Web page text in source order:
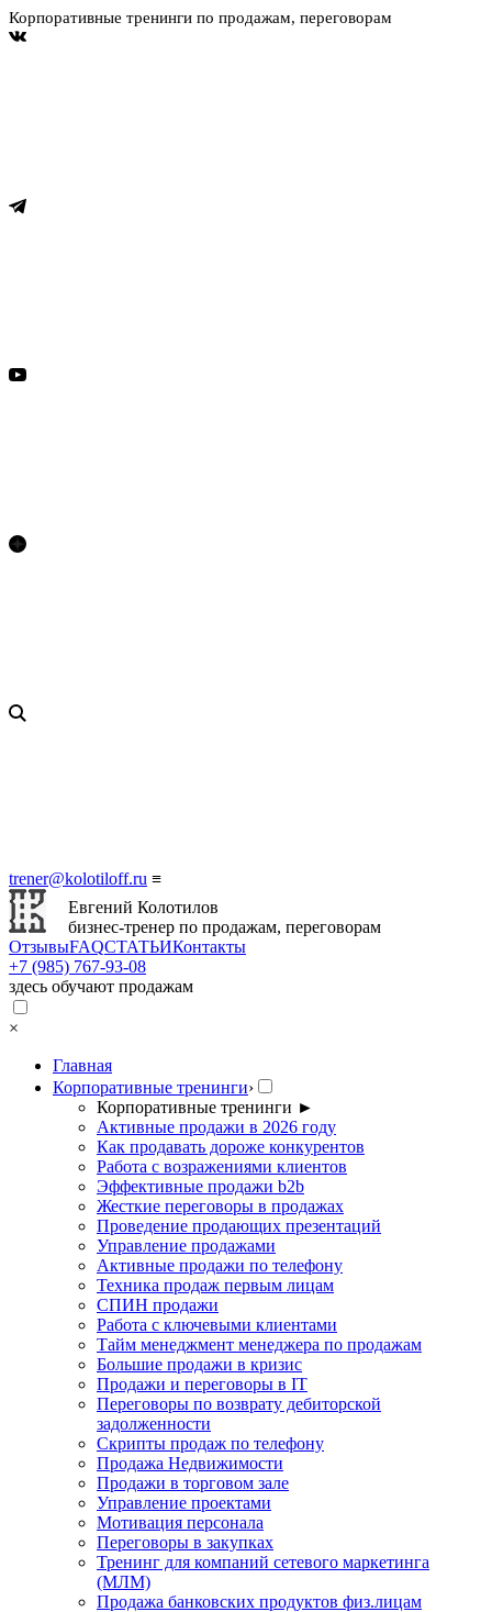
Корпоративные тренинги по продажам, переговорам
trener@kolotiloff.ru ≡
Евгений Колотилов
бизнес-тренер по продажам, переговорам
ОтзывыFAQСТАТЬИКонтакты
+7 (985) 767‑93‑08
здесь обучают продажам
×
Главная
Корпоративные тренинги›
Корпоративные тренинги ►
Активные продажи в 2026 году
Как продавать дороже конкурентов
Работа с возражениями клиентов
Эффективные продажи b2b
Жесткие переговоры в продажах
Проведение продающих презентаций
Управление продажами
Активные продажи по телефону
Техника продаж первым лицам
СПИН продажи
Работа с ключевыми клиентами
Тайм менеджмент менеджера по продажам
Большие продажи в кризис
Продажи и переговоры в IT
Переговоры по возврату дебиторской
задолженности
Скрипты продаж по телефону
Продажа Недвижимости
Продажи в торговом зале
Управление проектами
Мотивация персонала
Переговоры в закупках
Тренинг для компаний сетевого маркетинга
(МЛМ)
Продажа банковских продуктов физ.лицам